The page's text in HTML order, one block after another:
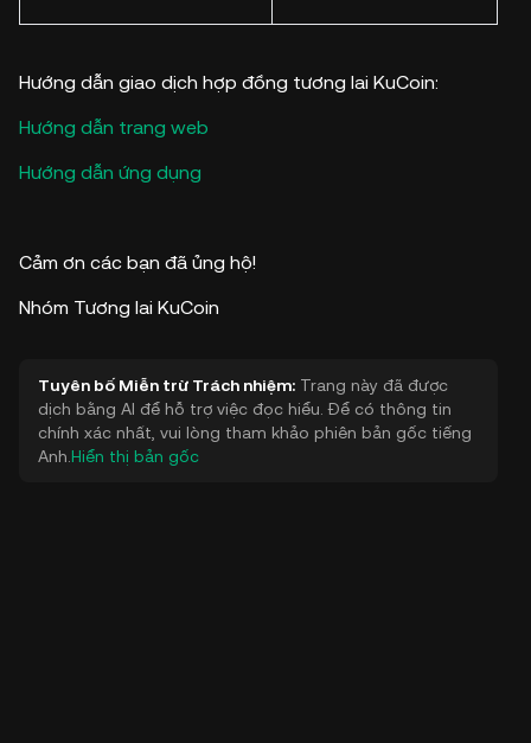
Hướng dẫn giao dịch hợp đồng tương lai KuCoin:
Hướng dẫn trang web
Hướng dẫn ứng dụng
Cảm ơn các bạn đã ủng hộ!
Nhóm Tương lai KuCoin
Tuyên bố Miễn trừ Trách nhiệm: Trang này đã được
dịch bằng AI để hỗ trợ việc đọc hiểu. Để có thông tin
chính xác nhất, vui lòng tham khảo phiên bản gốc tiếng
Anh. Hiển thị bản gốc